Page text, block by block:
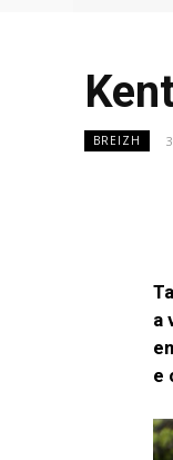
BREIZH
a
e